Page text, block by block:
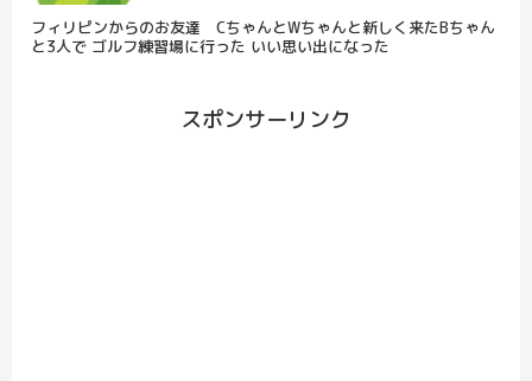
フィリピンからのお友達 CちゃんとWちゃんと新しく来たBちゃん
と3人で ゴルフ練習場️に行った いい思い出になった
スポンサーリンク